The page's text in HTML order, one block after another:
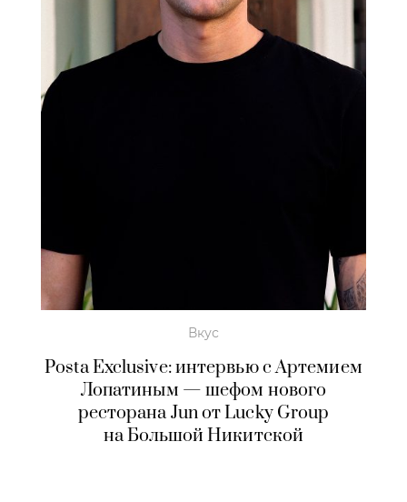
Вкус
Posta Exclusive: интервью с Артемием
Лопатиным — шефом нового
ресторана Jun от Lucky Group
на Большой Никитской